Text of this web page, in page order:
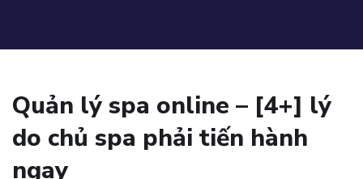
Quản lý spa online – [4+] lý
do chủ spa phải tiến hành
ngay